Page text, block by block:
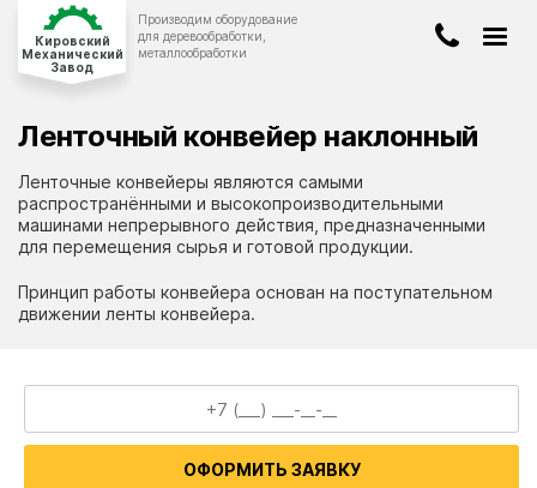
Кировский
Механический
Завод
Производим оборудование
для деревообработки,
металлообработки
ОБОРУДОВАНИЕ
ЛЕНТОЧНОПИЛЬНЫЕ СТАНКИ
БЕТОНОСМЕСИТЕЛИ
О компании
Киров
8-8332-47-96-40
info@stanwood.ru
ЗАКАЗАТЬ ЗВОНОК
Ленточные конвейеры являются самыми
распространёнными и высокопроизводительными
машинами непрерывного действия, предназначенными
для перемещения сырья и готовой продукции.
Принцип работы конвейера основан на поступательном
движении ленты конвейера.
ОФОРМИТЬ ЗАЯВКУ
Ленточный конвейер наклонный